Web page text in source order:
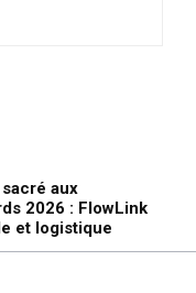
aux
2026 : FlowLink
et logistique